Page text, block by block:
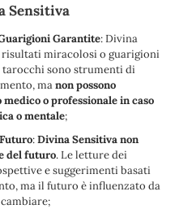
Sensitiva
Garantite: Divina
miracolosi o guarigioni
sono strumenti di
manon possono
o professionale in caso
o mentale;
:Divina Sensitiva non
del futuro. Le letture dei
e suggerimenti basati
ma il futuro è influenzato da